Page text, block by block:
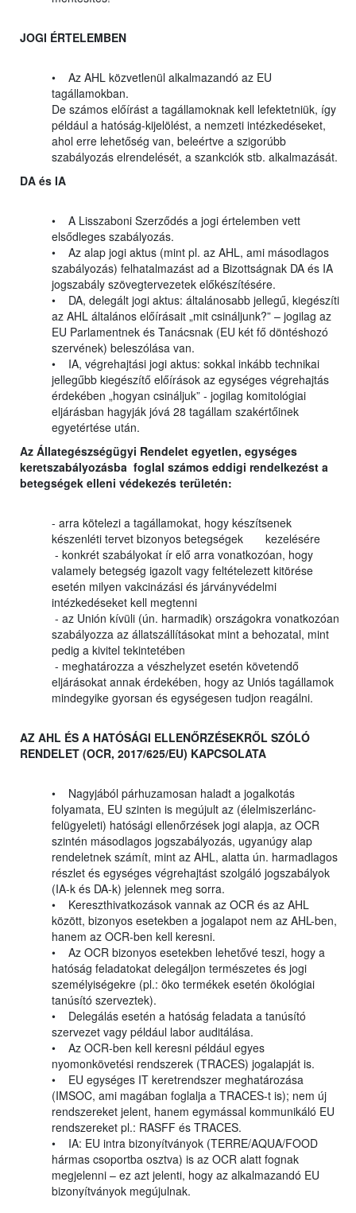
JOGI ÉRTELEMBEN
• Az AHL közvetlenül alkalmazandó az EU
tagállamokban.
De számos előírást a tagállamoknak kell lefektetniük, így
például a hatóság-kijelölést, a nemzeti intézkedéseket,
ahol erre lehetőség van, beleértve a szigorúbb
szabályozás elrendelését, a szankciók stb. alkalmazását.
DA és IA
• A Lisszaboni Szerződés a jogi értelemben vett
elsődleges szabályozás.
• Az alap jogi aktus (mint pl. az AHL, ami másodlagos
szabályozás) felhatalmazást ad a Bizottságnak DA és IA
jogszabály szövegtervezetek előkészítésére.
• DA, delegált jogi aktus: általánosabb jellegű, kiegészíti
az AHL általános előírásait „mit csináljunk?” – jogilag az
EU Parlamentnek és Tanácsnak (EU két fő döntéshozó
szervének) beleszólása van.
• IA, végrehajtási jogi aktus: sokkal inkább technikai
jellegűbb kiegészítő előírások az egységes végrehajtás
érdekében „hogyan csináljuk” - jogilag komitológiai
eljárásban hagyják jóvá 28 tagállam szakértőinek
egyetértése után.
Az Állategészségügyi Rendelet egyetlen, egységes
keretszabályozásba foglal számos eddigi rendelkezést a
betegségek elleni védekezés területén:
- arra kötelezi a tagállamokat, hogy készítsenek
készenléti tervet bizonyos betegségek kezelésére
- konkrét szabályokat ír elő arra vonatkozóan, hogy
valamely betegség igazolt vagy feltételezett kitörése
esetén milyen vakcinázási és járványvédelmi
intézkedéseket kell megtenni
- az Unión kívüli (ún. harmadik) országokra vonatkozóan
szabályozza az állatszállításokat mint a behozatal, mint
pedig a kivitel tekintetében
- meghatározza a vészhelyzet esetén követendő
eljárásokat annak érdekében, hogy az Uniós tagállamok
mindegyike gyorsan és egységesen tudjon reagálni.
AZ AHL ÉS A HATÓSÁGI ELLENŐRZÉSEKRŐL SZÓLÓ
RENDELET (OCR, 2017/625/EU) KAPCSOLATA
• Nagyjából párhuzamosan haladt a jogalkotás
folyamata, EU szinten is megújult az (élelmiszerlánc-
felügyeleti) hatósági ellenőrzések jogi alapja, az OCR
szintén másodlagos jogszabályozás, ugyanúgy alap
rendeletnek számít, mint az AHL, alatta ún. harmadlagos
részlet és egységes végrehajtást szolgáló jogszabályok
(IA-k és DA-k) jelennek meg sorra.
• Kereszthivatkozások vannak az OCR és az AHL
között, bizonyos esetekben a jogalapot nem az AHL-ben,
hanem az OCR-ben kell keresni.
• Az OCR bizonyos esetekben lehetővé teszi, hogy a
hatóság feladatokat delegáljon természetes és jogi
személyiségekre (pl.: öko termékek esetén ökológiai
tanúsító szerveztek).
• Delegálás esetén a hatóság feladata a tanúsító
szervezet vagy például labor auditálása.
• Az OCR-ben kell keresni például egyes
nyomonkövetési rendszerek (TRACES) jogalapját is.
• EU egységes IT keretrendszer meghatározása
(IMSOC, ami magában foglalja a TRACES-t is); nem új
rendszereket jelent, hanem egymással kommunikáló EU
rendszereket pl.: RASFF és TRACES.
• IA: EU intra bizonyítványok (TERRE/AQUA/FOOD
hármas csoportba osztva) is az OCR alatt fognak
megjelenni – ez azt jelenti, hogy az alkalmazandó EU
bizonyítványok megújulnak.